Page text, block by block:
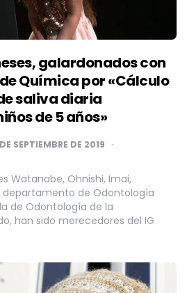
galardonados con
de Química por «Cálculo
saliva diaria
de 5 años»
SEPTIEMBRE DE 2019
Watanabe, Ohnishi, Imai,
departamento de Odontología
de Odontología de la
han sido merecedores del IG